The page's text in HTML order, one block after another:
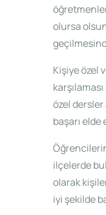
olursa
Kişiye özel
özel
başarı
ilçelerde
olarak
iyi şekilde